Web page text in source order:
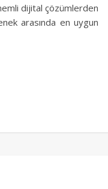
dijital çözümlerden
arasında en uygun